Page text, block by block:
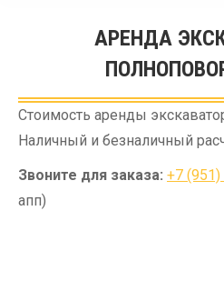
АРЕНДА
Вы
Стоимость аренды
Наличный и безналичный
Звоните для заказа: +7
апп)